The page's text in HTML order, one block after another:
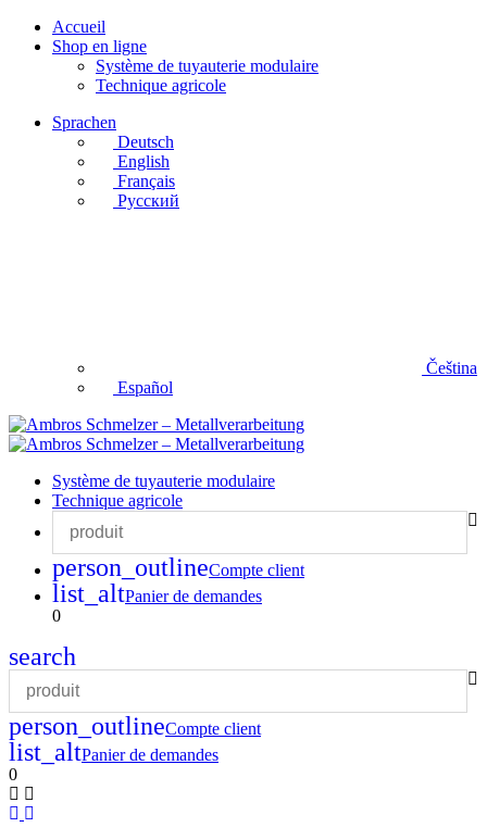
Accueil
Shop en ligne
Système de tuyauterie modulaire
Technique agricole
Sprachen
Deutsch
English
Français
Русский
Čeština
Español
Système de tuyauterie modulaire
Technique agricole
person_outlineCompte client
list_altPanier de demandes
0
search
person_outlineCompte client
list_altPanier de demandes
0